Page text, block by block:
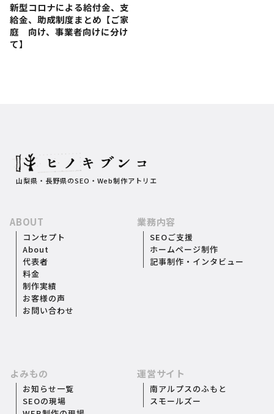
新型コロナによる給付金、支
給金、助成制度まとめ【ご家
庭 向け、事業者向けに分け
て】
山梨県・長野県のSEO・Web制作アトリエ
ABOUT
コンセプト
About
代表者
料金
制作実績
お客様の声
お問い合わせ
業務内容
SEOご支援
ホームページ制作
記事制作・インタビュー
よみもの
お知らせ一覧
SEOの現場
運営サイト
南アルプスのふもと
スモールズー